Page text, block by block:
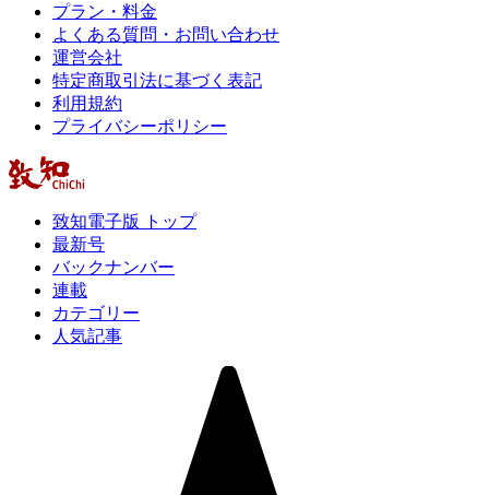
プラン・料金
よくある質問・お問い合わせ
運営会社
特定商取引法に基づく表記
利用規約
プライバシーポリシー
致知電子版 トップ
最新号
バックナンバー
連載
カテゴリー
人気記事